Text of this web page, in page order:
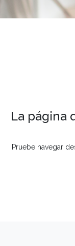
La página
Pruebe navegar